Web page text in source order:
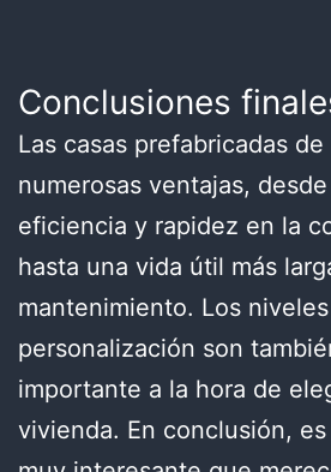
Conclusiones
Las casas prefabricadas
numerosas ventajas,
eficiencia y rapidez en la
hasta una vida útil más
mantenimiento. Los
personalización son
importante a la hora de
vivienda. En conclusión,